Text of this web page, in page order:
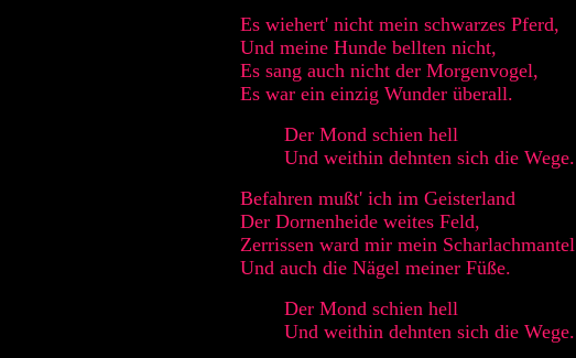
Es wiehert' nicht mein schwarzes Pferd,
Und meine Hunde bellten nicht,
Es sang auch nicht der Morgenvogel,
Es war ein einzig Wunder überall.
Der Mond schien hell
Und weithin dehnten sich die Wege.
Befahren mußt' ich im Geisterland
Der Dornenheide weites Feld,
Zerrissen ward mir mein Scharlachmantel
Und auch die Nägel meiner Füße.
Der Mond schien hell
Und weithin dehnten sich die Wege.